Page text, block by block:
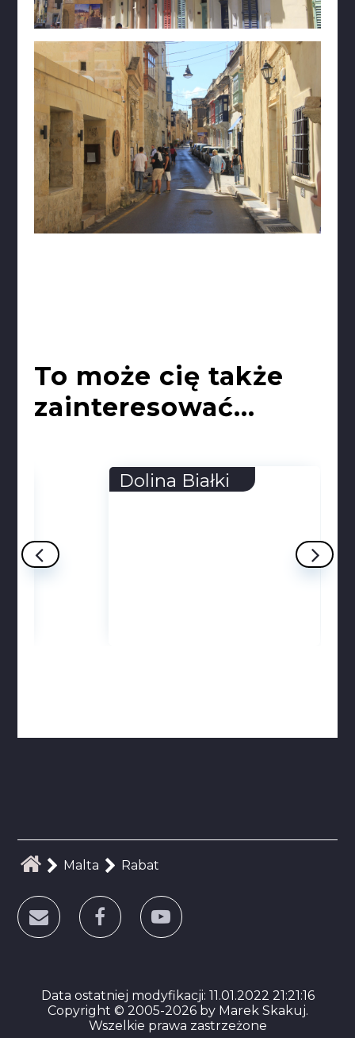
To może cię także
zainteresować...
Dolina Białki
Malta Rabat
Data ostatniej modyfikacji: 11.01.2022 21:21:16
Copyright © 2005-2026 by Marek Skakuj.
Wszelkie prawa zastrzeżone